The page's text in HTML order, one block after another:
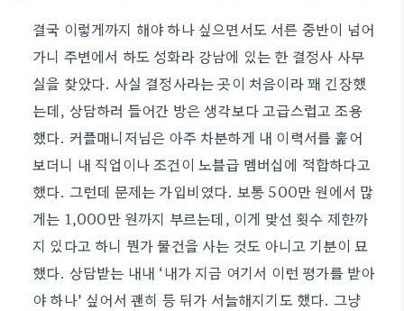
결국 이렇게까지 해야 하나 싶으면서도 서른 중반이 넘어
가니 주변에서 하도 성화라 강남에 있는 한 결정사 사무
실을 찾았다. 사실 결정사라는 곳이 처음이라 꽤 긴장했
는데, 상담하러 들어간 방은 생각보다 고급스럽고 조용
했다. 커플매니저님은 아주 차분하게 내 이력서를 훑어
보더니 내 직업이나 조건이 노블급 멤버십에 적합하다고
했다. 그런데 문제는 가입비였다. 보통 500만 원에서 많
게는 1,000만 원까지 부르는데, 이게 맞선 횟수 제한까
지 있다고 하니 뭔가 물건을 사는 것도 아니고 기분이 묘
했다. 상담받는 내내 ‘내가 지금 여기서 이런 평가를 받아
야 하나’ 싶어서 괜히 등 뒤가 서늘해지기도 했다. 그냥